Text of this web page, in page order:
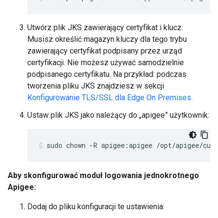
Utwórz plik JKS zawierający certyfikat i klucz.
Musisz określić magazyn kluczy dla tego trybu
zawierający certyfikat podpisany przez urząd
certyfikacji. Nie możesz używać samodzielnie
podpisanego certyfikatu. Na przykład: podczas
tworzenia pliku JKS znajdziesz w sekcji
Konfigurowanie TLS/SSL dla Edge On Premises.
Ustaw plik JKS jako należący do „apigee” użytkownik:
sudo chown -R apigee:apigee /opt/apigee/
Aby skonfigurować moduł logowania jednokrotnego
Apigee:
Dodaj do pliku konfiguracji te ustawienia: